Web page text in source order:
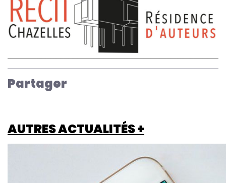
Partager
AUTRES ACTUALITÉS +